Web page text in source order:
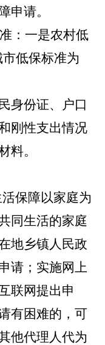
申请。
：一是农村低
市低保标准为
身份证、户口
刚性支出情况
料。
保障以家庭为
同生活的家庭
地乡镇人民政
请；实施网上
联网提出申
有困难的，可
他代理人代为